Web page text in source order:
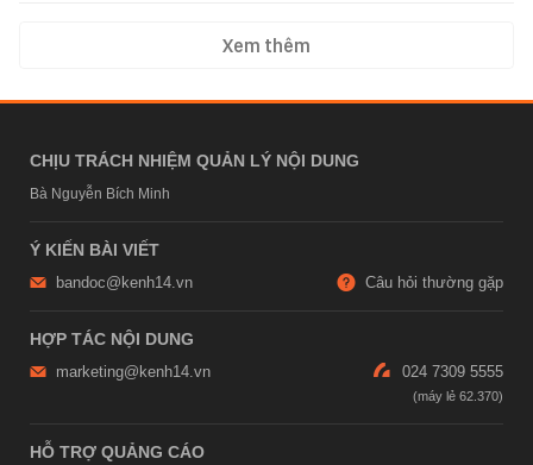
Xem thêm
CHỊU TRÁCH NHIỆM QUẢN LÝ NỘI DUNG
Bà Nguyễn Bích Minh
Ý KIẾN BÀI VIẾT
bandoc@kenh14.vn Câu hỏi thường gặp
HỢP TÁC NỘI DUNG
marketing@kenh14.vn 024 7309 5555
HỖ TRỢ QUẢNG CÁO